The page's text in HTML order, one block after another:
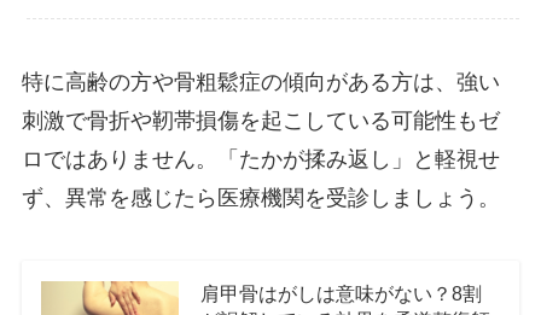
特に高齢の方や骨粗鬆症の傾向がある方は、強い
刺激で骨折や靭帯損傷を起こしている可能性もゼ
ロではありません。「たかが揉み返し」と軽視せ
ず、異常を感じたら医療機関を受診しましょう。
肩甲骨はがしは意味がない？8割